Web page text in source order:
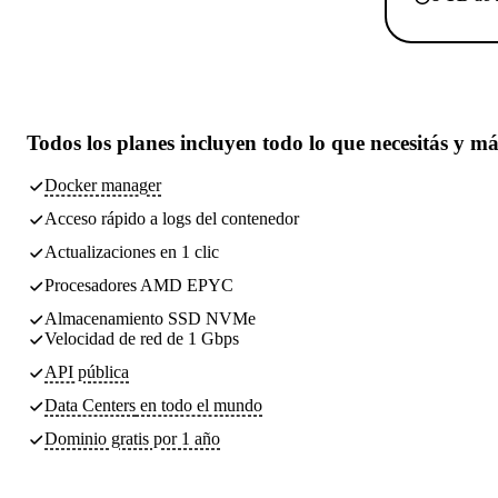
Todos los planes incluyen todo lo que necesitás y
Docker manager
Acceso rápido a logs del contenedor
Actualizaciones en 1 clic
Procesadores AMD EPYC
Almacenamiento SSD NVMe
Velocidad de red de 1 Gbps
API pública
Data Centers en todo el mundo
Dominio gratis por 1 año